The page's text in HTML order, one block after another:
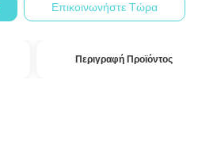
Επικοινωνήστε Τώρα
Περιγραφή Προϊόντος